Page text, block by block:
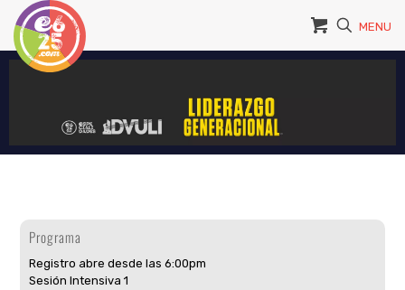
MENU
Programa
Registro abre desde las 6:00pm
Sesión Intensiva 1